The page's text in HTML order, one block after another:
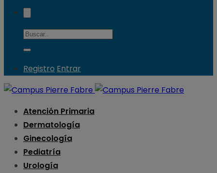
Registro Entrar
Atención Primaria
Dermatología
Ginecología
Pediatría
Urología